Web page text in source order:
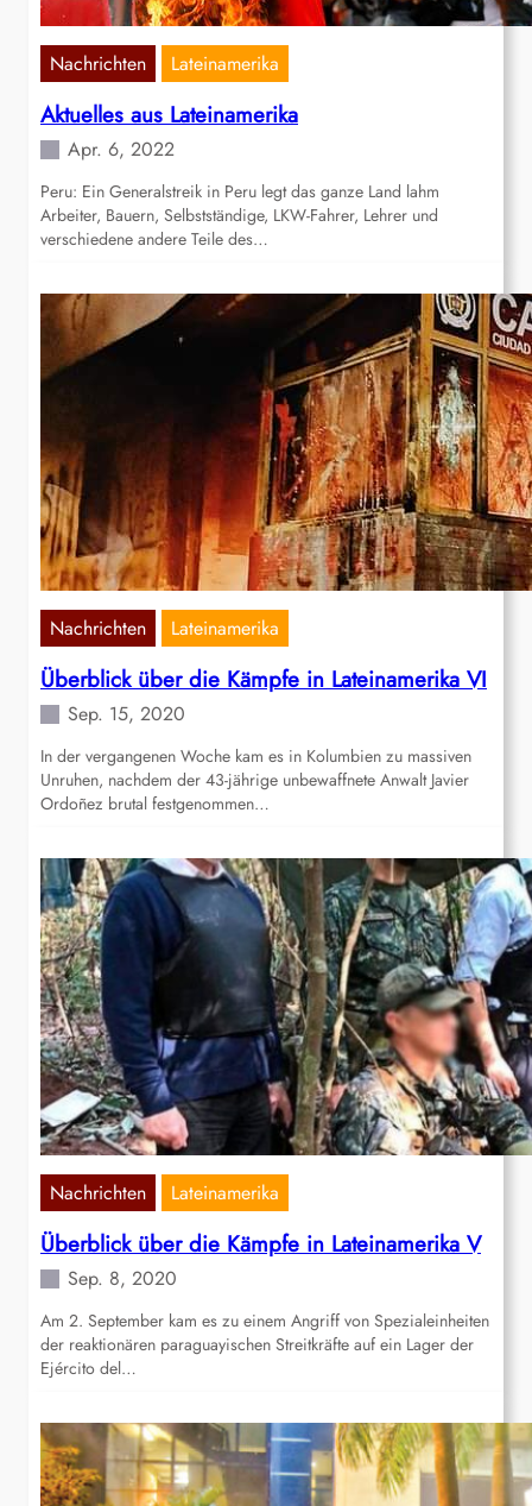
Nachrichten Lateinamerika
Aktuelles aus Lateinamerika
Apr. 6, 2022
Peru: Ein Generalstreik in Peru legt das ganze Land lahm
Arbeiter, Bauern, Selbstständige, LKW-Fahrer, Lehrer und
verschiedene andere Teile des…
Nachrichten Lateinamerika
Überblick über die Kämpfe in Lateinamerika VI
Sep. 15, 2020
In der vergangenen Woche kam es in Kolumbien zu massiven
Unruhen, nachdem der 43-jährige unbewaffnete Anwalt Javier
Ordoñez brutal festgenommen…
Nachrichten Lateinamerika
Überblick über die Kämpfe in Lateinamerika V
Sep. 8, 2020
Am 2. September kam es zu einem Angriff von Spezialeinheiten
der reaktionären paraguayischen Streitkräfte auf ein Lager der
Ejército del…